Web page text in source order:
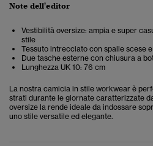
Note dell'editor
Vestibilità oversize: ampia e super
stile
Tessuto intrecciato con spalle scese
Due tasche esterne con chiusura a
Lunghezza UK 10: 76 cm
La nostra camicia in stile workwear è
strati durante le giornate caratterizzate
oversize la rende ideale da indossare
uno stile versatile ed elegante.